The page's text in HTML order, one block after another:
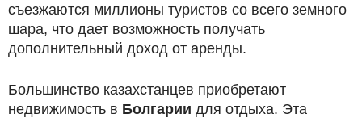
съезжаются миллионы туристов со всего земного
шара, что дает возможность получать
дополнительный доход от аренды.
Большинство казахстанцев приобретают
недвижимость в Болгарии для отдыха. Эта